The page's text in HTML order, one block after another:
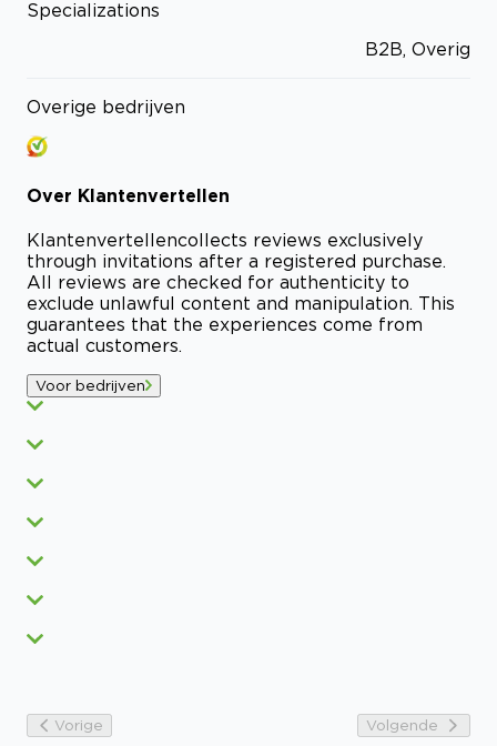
Specializations
B2B, Overig
Overige bedrijven
Over Klantenvertellen
Klantenvertellencollects reviews exclusively
through invitations after a registered purchase.
All reviews are checked for authenticity to
exclude unlawful content and manipulation. This
guarantees that the experiences come from
actual customers.
Voor bedrijven
Vorige Volgende